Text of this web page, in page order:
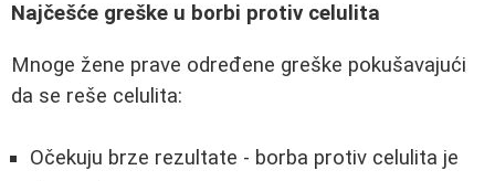
Najčešće greške u borbi protiv celulita
Mnoge žene prave određene greške pokušavajući
da se reše celulita:
Očekuju brze rezultate - borba protiv celulita je